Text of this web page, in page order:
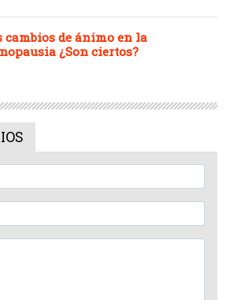
cambios de ánimo en la
¿Son ciertos?